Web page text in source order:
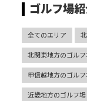
ゴルフ場
全てのエリア
北関東地方のゴルフ
甲信越地方のゴルフ
近畿地方のゴルフ場